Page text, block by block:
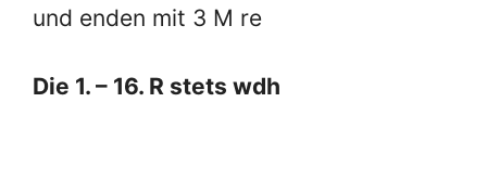
und enden mit 3 M re
Die 1. – 16. R stets wdh